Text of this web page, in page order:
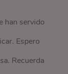
han servido
Espero
Recuerda